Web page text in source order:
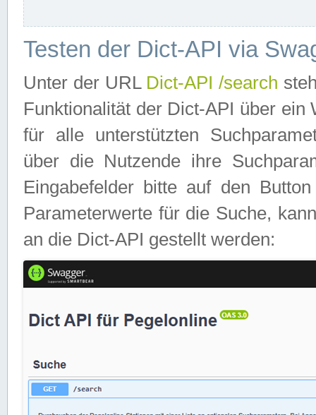
Testen der Dict-API via
Unter der URL Dict-API /search
Funktionalität der Dict-API über
für alle unterstützten
über die Nutzende ihre
Eingabefelder bitte auf den
Parameterwerte für die Suche,
an die Dict-API gestellt werden: